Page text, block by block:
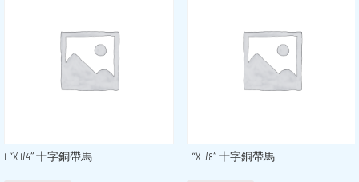
1 “X 1/4” 十字銅帶馬 1 “X 1/8” 十字銅帶馬